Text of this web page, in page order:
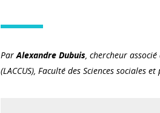
ParAlexandre Dubuis, chercheur
(LACCUS), Faculté des Sciences sociales